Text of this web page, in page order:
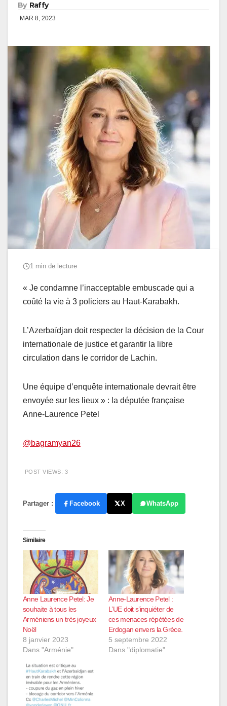
By Raffy
MAR 8, 2023
1 min de lecture
« Je condamne l’inacceptable embuscade qui a
coûté la vie à 3 policiers au Haut-Karabakh.
L’Azerbaïdjan doit respecter la décision de la Cour
internationale de justice et garantir la libre
circulation dans le corridor de Lachin.
Une équipe d’enquête internationale devrait être
envoyée sur les lieux » : la députée française
Anne-Laurence Petel
@bagramyan26
POST VIEWS: 3
Partager : Facebook X WhatsApp
Similaire
Anne Laurence Petel: Je
souhaite à tous les
Arméniens un très joyeux
Noël
8 janvier 2023
Dans "Arménie"
Anne-Laurence Petel :
L’UE doit s’inquiéter de
ces menaces répétées de
Erdogan envers la Grèce.
5 septembre 2022
Dans "diplomatie"